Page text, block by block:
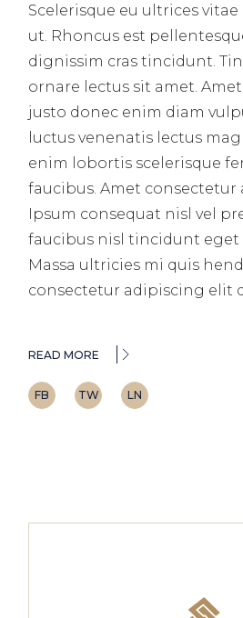
Scelerisque eu ultrices
ut. Rhoncus est
dignissim cras tincidunt.
ornare lectus sit amet.
justo donec enim diam
luctus venenatis lectus
enim lobortis scelerisque
faucibus. Amet consectetur
Ipsum consequat nisl vel
faucibus nisl tincidunt eget
Massa ultricies mi quis
consectetur adipiscing elit
READ MORE
FB TW LN